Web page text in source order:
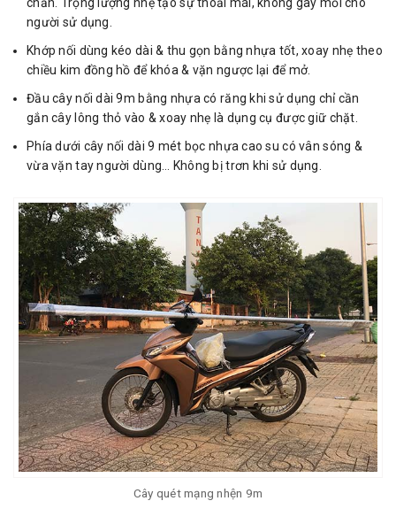
chắn. Trọng lượng nhẹ tạo sự thoải mái, không gây mỏi cho
người sử dụng.
Khớp nối dùng kéo dài & thu gọn bằng nhựa tốt, xoay nhẹ theo
chiều kim đồng hồ để khóa & vặn ngược lại để mở.
Đầu cây nối dài 9m bằng nhựa có răng khi sử dụng chỉ cần
gắn cây lông thỏ vào & xoay nhẹ là dụng cụ được giữ chặt.
Phía dưới cây nối dài 9 mét bọc nhựa cao su có vân sóng &
vừa vặn tay người dùng… Không bị trơn khi sử dụng.
Cây quét mạng nhện 9m